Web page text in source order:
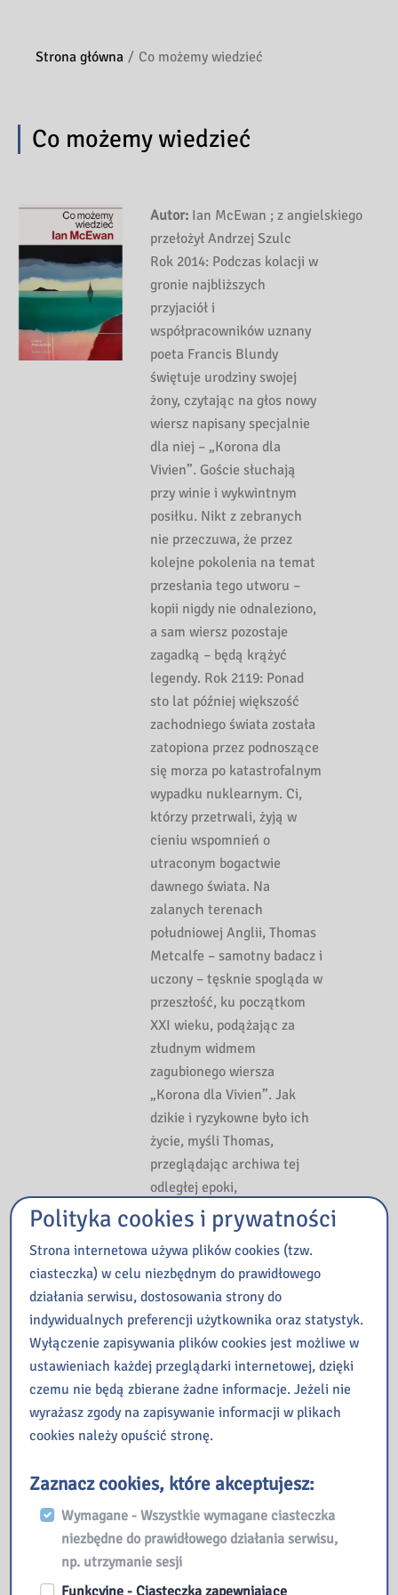
Strona główna Co możemy wiedzieć
Co możemy wiedzieć
Autor: Ian McEwan ; z angielskiego
przełożył Andrzej Szulc
Rok 2014: Podczas kolacji w
gronie najbliższych
przyjaciół i
współpracowników uznany
poeta Francis Blundy
świętuje urodziny swojej
żony, czytając na głos nowy
wiersz napisany specjalnie
dla niej – „Korona dla
Vivien”. Goście słuchają
przy winie i wykwintnym
posiłku. Nikt z zebranych
nie przeczuwa, że przez
kolejne pokolenia na temat
przesłania tego utworu –
kopii nigdy nie odnaleziono,
a sam wiersz pozostaje
zagadką – będą krążyć
legendy. Rok 2119: Ponad
sto lat później większość
zachodniego świata została
zatopiona przez podnoszące
się morza po katastrofalnym
wypadku nuklearnym. Ci,
którzy przetrwali, żyją w
cieniu wspomnień o
utraconym bogactwie
dawnego świata. Na
zalanych terenach
południowej Anglii, Thomas
Metcalfe – samotny badacz i
uczony – tęsknie spogląda w
przeszłość, ku początkom
XXI wieku, podążając za
złudnym widmem
zagubionego wiersza
„Korona dla Vivien”. Jak
dzikie i ryzykowne było ich
życie, myśli Thomas,
przeglądając archiwa tej
odległej epoki,
zafascynowany wolnością i
możliwościami człowieka u
szczytu jego rozwoju. Gdy
przypadkiem trafia na trop
mogący doprowadzić go do
odnalezienia mistrzowskiego
zbioru sonetów, odkrywa
historię splątanych uczuć i
brutalnej zbrodni, która
burzy wszystko, co wiedział
o ludzkości, którą – jak mu
(źródło opisu:
https://www.azymut.pl).
Integro catalog
Polityka cookies i prywatności
Strona internetowa używa plików cookies (tzw.
ciasteczka) w celu niezbędnym do prawidłowego
działania serwisu, dostosowania strony do
indywidualnych preferencji użytkownika oraz statystyk.
Wyłączenie zapisywania plików cookies jest możliwe w
ustawieniach każdej przeglądarki internetowej, dzięki
czemu nie będą zbierane żadne informacje. Jeżeli nie
wyrażasz zgody na zapisywanie informacji w plikach
cookies należy opuścić stronę.
Zaznacz cookies, które akceptujesz:
Wymagane - Wszystkie wymagane ciasteczka
niezbędne do prawidłowego działania serwisu,
np. utrzymanie sesji
Funkcyjne - Ciasteczka zapewniające